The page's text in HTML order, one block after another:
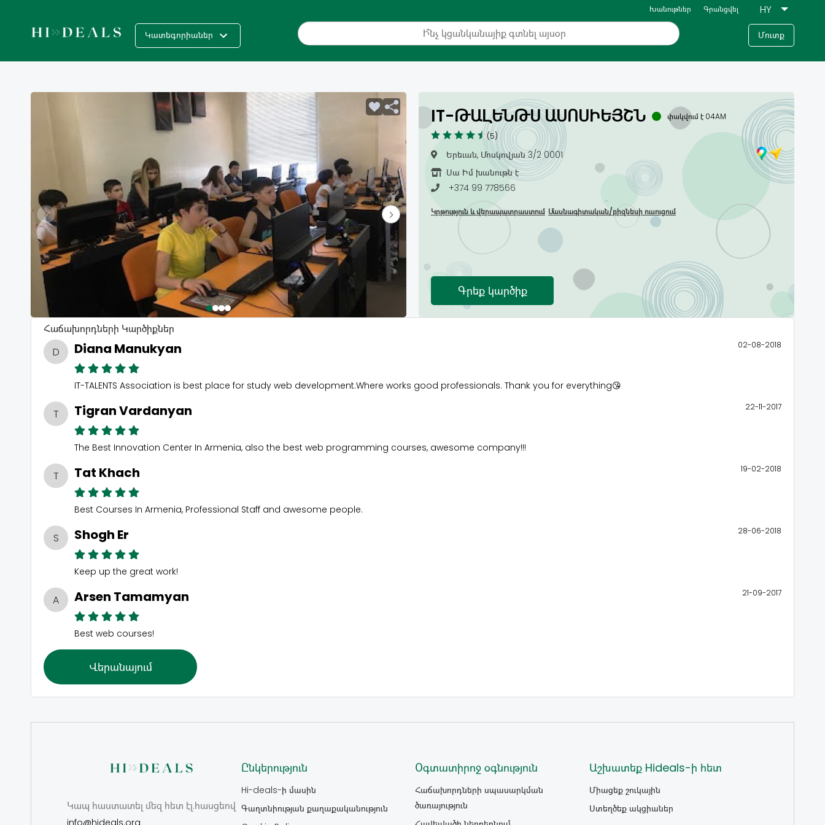
Խանութներ Գրանցվել
Կատեգորիաներ Մուտք
IT-ԹԱԼԵՆԹՍ ԱՍՈՍԻԵՅՇՆ
փակվում է 04AM
(5)
Երեւան, Մոսկովյան 3/2 0001
Սա Իմ խանութն է
+374 99 778566
Կրթություն և վերապատրաստում Մասնագիտական/բիզնեսի ուսուցում
Գրեք կարծիք
Հաճախորդների Կարծիքներ
D
Diana Manukyan 02-08-2018
IT-TALENTS Association is best place for study web development.Where works good professionals. Thank you for everything😘
T Tigran Vardanyan 22-11-2017
The Best Innovation Center In Armenia, also the best web programming courses, awesome company!!!
T Tat Khach 19-02-2018
Best Courses In Armenia, Professional Staff and awesome people.
S Shogh Er 28-06-2018
Keep up the great work!
A Arsen Tamamyan 21-09-2017
Best web courses!
Վերանայում
Կապ հաստատել մեզ հետ էլ.հասցեով
info@hideals.org
Ընկերություն
Hi-deals-ի մասին
Գաղտնիության քաղաքականություն
Օգտատիրոջ օգնություն
Հաճախորդների սպասարկման
ծառայություն
Աշխատեք Hideals-ի հետ
Միացեք շուկային
Ստեղծեք ակցիաներ